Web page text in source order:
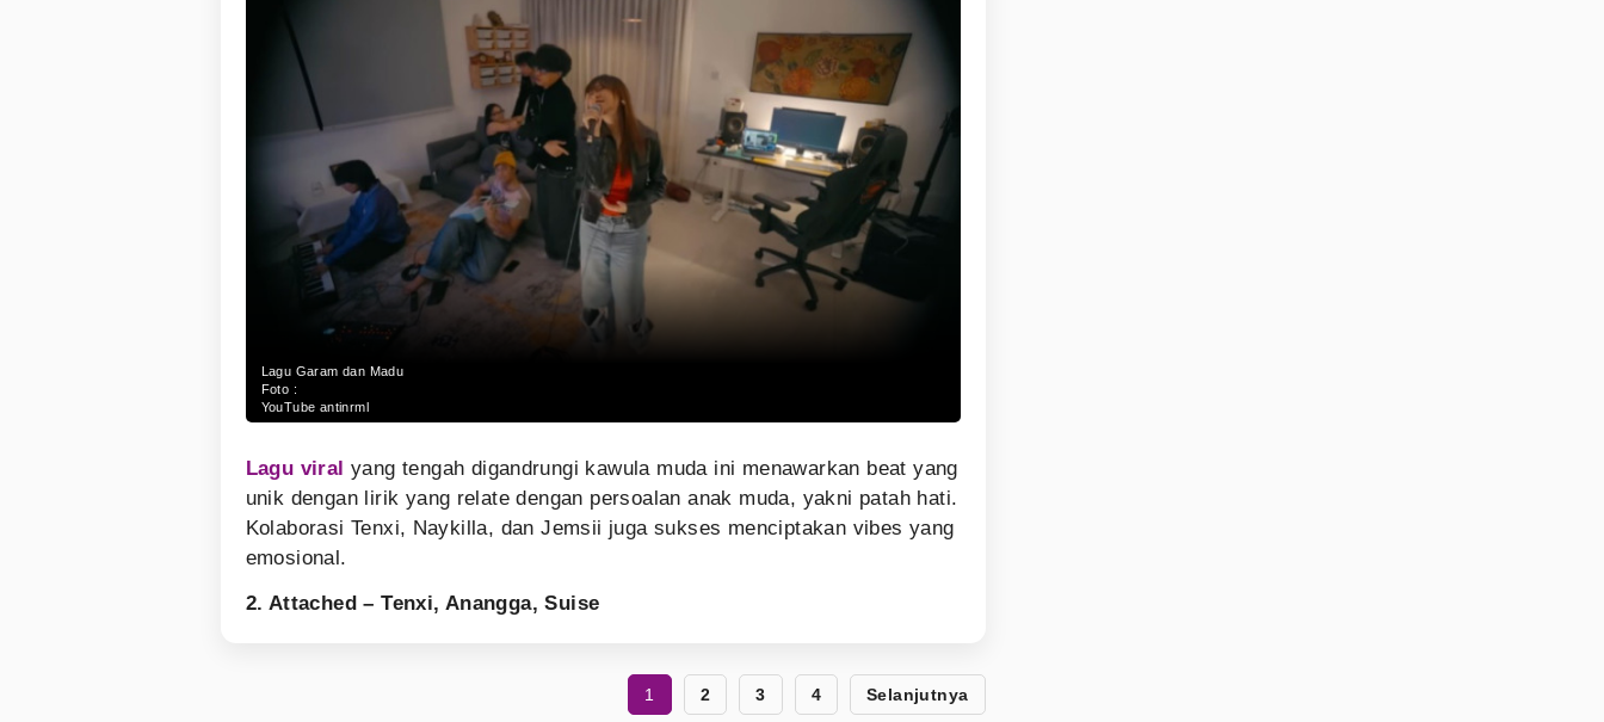
Lagu Garam dan Madu
Foto :
YouTube antinrml
Lagu viral yang tengah digandrungi kawula muda ini menawarkan beat yang
unik dengan lirik yang relate dengan persoalan anak muda, yakni patah hati.
Kolaborasi Tenxi, Naykilla, dan Jemsii juga sukses menciptakan vibes yang
emosional.
2. Attached – Tenxi, Anangga, Suise
1 2 3 4 Selanjutnya